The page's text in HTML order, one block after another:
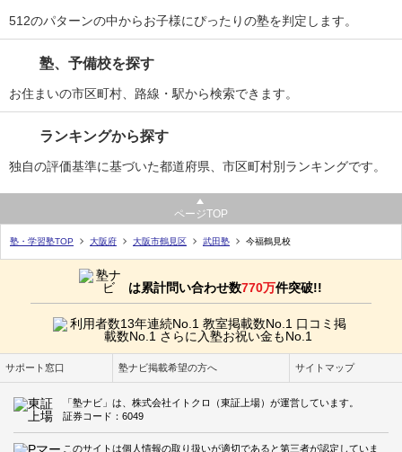
512のパターンの中からお子様にぴったりの塾を判定します。
塾、予備校を探す
お住まいの市区町村、路線・駅から検索できます。
ランキングから探す
独自の評価基準に基づいた都道府県、市区町村別ランキングです。
ページTOP
塾・学習塾TOP 大阪府 大阪市鶴見区 武田塾 今福鶴見校
は累計問い合わせ数770万件突破!!
サポート窓口 塾ナビ掲載希望の方へ サイトマップ
「塾ナビ」は、株式会社イトクロ（東証上場）が運営しています。
証券コード：6049
このサイトは個人情報の取り扱いが適切であると第三者が認定していま